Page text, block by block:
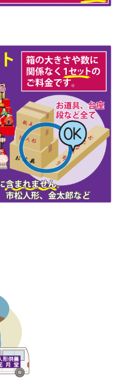
15日(火)
17日(月)
月3日(金)
月11日(月)
13日(月)
12日(月)
3日(木)
23日(金)
22日(木)
26日(水)
8日(月)
16日(木)